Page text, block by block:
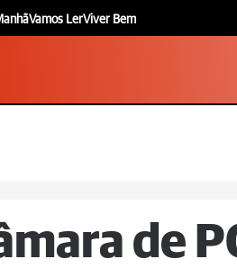
Vamos LerViver Bem
de